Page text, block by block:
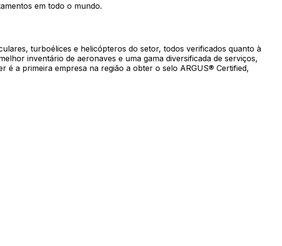
em todo o mundo.
turboélices e helicópteros do setor, todos verificados quanto à
inventário de aeronaves e uma gama diversificada de serviços,
é a primeira empresa na região a obter o selo ARGUS® Certified,